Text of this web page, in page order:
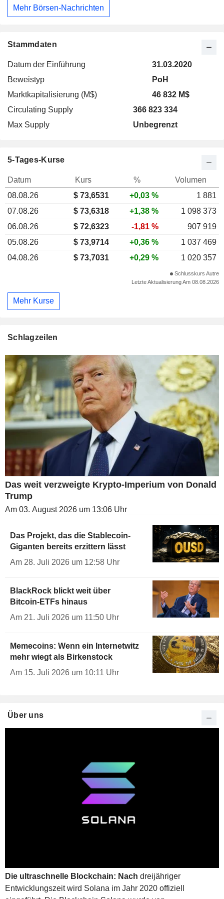
Mehr Börsen-Nachrichten
Stammdaten
Datum der Einführung
31.03.2020
Beweistyp
PoH
Marktkapitalisierung (M$)
46 832 M$
Circulating Supply
366 823 334
Max Supply
Unbegrenzt
5-Tages-Kurse
Datum Kurs %
Volumen
08.08.26
$ 73,6531 +0,03 %
1 881
07.08.26
$ 73,6318 +1,38 %
1 098 373
06.08.26
$ 72,6323 -1,81 %
907 919
05.08.26
$ 73,9714 +0,36 %
1 037 469
04.08.26
$ 73,7031 +0,29 % 1 020 357
Schlusskurs Autre
Letzte Aktualisierung Am 08.08.2026
Mehr Kurse
Schlagzeilen
Das weit verzweigte Krypto-Imperium von Donald
Trump
Am 03. August 2026 um 13:06 Uhr
Das Projekt, das die Stablecoin-
Giganten bereits erzittern lässt
Am 28. Juli 2026 um 12:58 Uhr
BlackRock blickt weit über
Bitcoin-ETFs hinaus
Am 21. Juli 2026 um 11:50 Uhr
Memecoins: Wenn ein Internetwitz
mehr wiegt als Birkenstock
Am 15. Juli 2026 um 10:11 Uhr
Über uns
Die ultraschnelle Blockchain: Nach dreijähriger
Entwicklungszeit wird Solana im Jahr 2020 offiziell